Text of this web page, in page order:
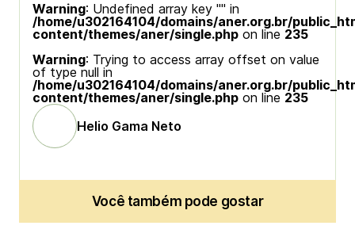
Warning: Undefined array key "" in
/home/u302164104/domains/aner.org.br/
content/themes/aner/single.php on line 235
Warning: Trying to access array offset on value
of type null in
/home/u302164104/domains/aner.org.br/
content/themes/aner/single.php on line 235
Helio Gama Neto
Você também pode gostar